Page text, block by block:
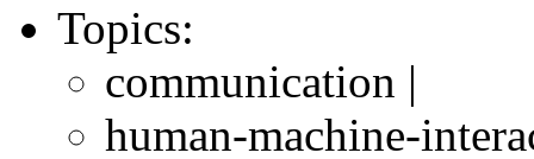
Topics:
communication |
human-machine-